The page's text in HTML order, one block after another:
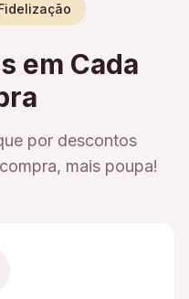
em Cada
por descontos
mais poupa!